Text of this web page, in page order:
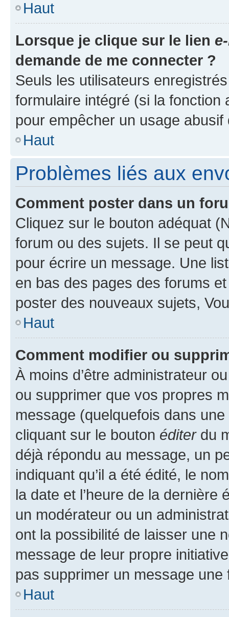
Haut
Lorsque je clique sur le lien
demande de me connecter ?
Seuls les utilisateurs
formulaire intégré (si la fonction
pour empêcher un usage
Haut
Problèmes liés aux
Comment poster dans un
Cliquez sur le bouton adéquat
forum ou des sujets. Il se peut
pour écrire un message. Une
en bas des pages des forums
poster des nouveaux sujets,
Haut
Comment modifier ou
À moins d’être administrateur
ou supprimer que vos propres
message (quelquefois dans
cliquant sur le bouton éditerdu
déjà répondu au message, un
indiquant qu’il a été édité, le
la date et l’heure de la dernière
un modérateur ou un
ont la possibilité de laisser une
message de leur propre
pas supprimer un message une
Haut